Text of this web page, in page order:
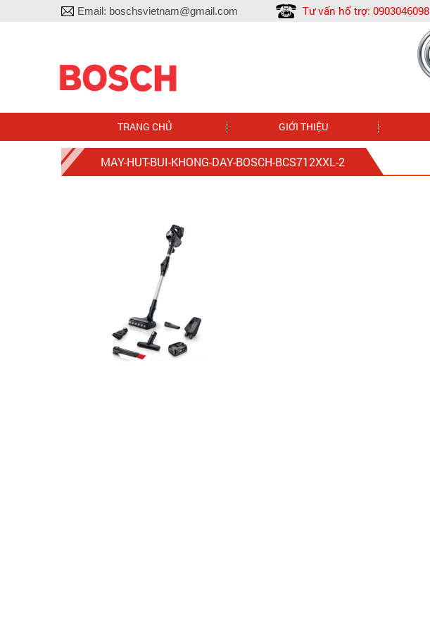
Email: boschsvietnam@gmail.com Tư vấn hổ trợ: 0903046098
TRANG CHỦ GIỚI THIỆU
MAY-HUT-BUI-KHONG-DAY-BOSCH-BCS712XXL-2